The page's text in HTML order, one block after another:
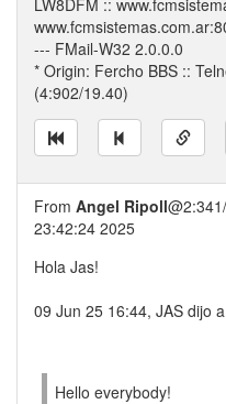
LW8DFM ::
--- FMail-W32 2.0.0.0
* Origin: Fercho BBS ::
(4:902/19.40)
From Angel Ripoll
23:42:24 2025
Hola Jas!
09 Jun 25 16:44, JAS dijo
Hello everybody!